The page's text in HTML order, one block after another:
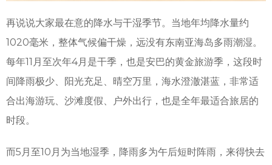
再说说大家最在意的降水与干湿季节。当地年均降水量约
1020毫米，整体气候偏干燥，远没有东南亚海岛多雨潮湿。
每年11月至次年4月是干季，也是安巴的黄金旅游季，这段时
间降雨极少、阳光充足、晴空万里，海水澄澈湛蓝，非常适
合出海游玩、沙滩度假、户外出行，也是全年最适合旅居的
时段。
而5月至10月为当地湿季，降雨多为午后短时阵雨，来得快去